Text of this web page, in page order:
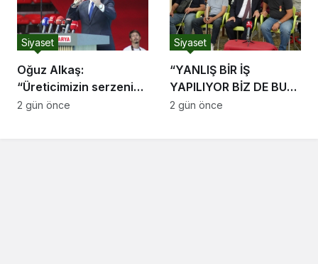
Oğuz Alkaş:
“Üreticimizin serzenişi
haklı, devletimizin
Siyaset
2 gün önce
“YANLIŞ BİR İŞ
YAPILIYOR BİZ DE BU
YANLIŞ İŞ KARŞISINDA
Siyaset
2 gün önce